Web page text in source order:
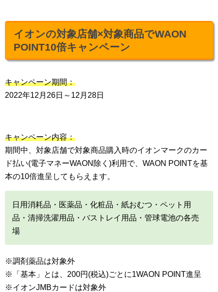
イオンの対象店舗×対象商品でWAON
POINT10倍キャンペーン
キャンペーン期間：
2022年12月26日～12月28日
キャンペーン内容：
期間中、対象店舗で対象商品購入時のイオンマークのカー
ド払い(電子マネーWAON除く)利用で、WAON POINTを基
本の10倍進呈してもらえます。
日用消耗品・医薬品・化粧品・紙おむつ・ペット用
品・清掃洗濯用品・バストレイ用品・管球電池の各売
場
※調剤薬品は対象外
※「基本」とは、200円(税込)ごとに1WAON POINT進呈
※イオンJMBカードは対象外